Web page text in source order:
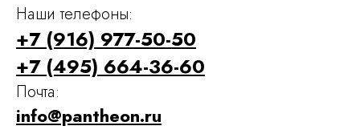
Наши телефоны:
+7 (916) 977-50-50
+7 (495) 664-36-60
Почта:
info@pantheon.ru